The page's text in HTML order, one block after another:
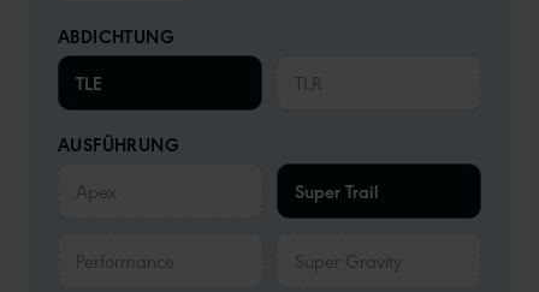
ABDICHTUNG
TLE
TLR
AUSFÜHRUNG
Apex Super Trail
Performance Super Gravity